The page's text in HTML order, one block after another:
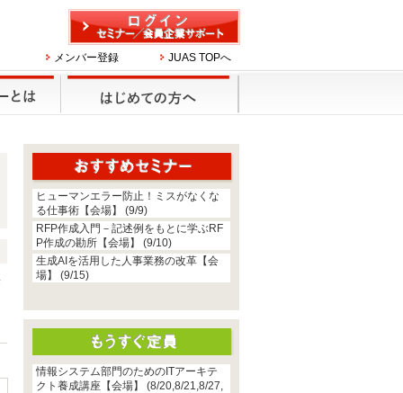
メンバー登録 JUAS TOPへ
ヒューマンエラー防止！ミスがなくな
る仕事術【会場】 (9/9)
RFP作成入門－記述例をもとに学ぶRF
P作成の勘所【会場】 (9/10)
生成AIを活用した人事業務の改革【会
場】 (9/15)
情報システム部門のためのITアーキテ
クト養成講座【会場】 (8/20,8/21,8/27,